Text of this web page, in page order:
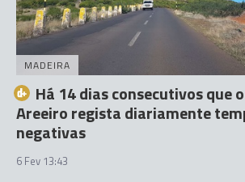
MADEIRA
Há 14 dias consecutivos que
Areeiro regista diariamente
negativas
6 Fev 13:43